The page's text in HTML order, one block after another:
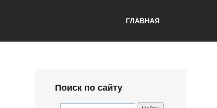
ГЛАВНАЯ
Поиск по сайту